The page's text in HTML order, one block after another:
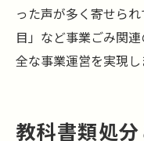
った声が多く寄せら
目」など事業ごみ関
全な事業運営を実現し
教科書類処